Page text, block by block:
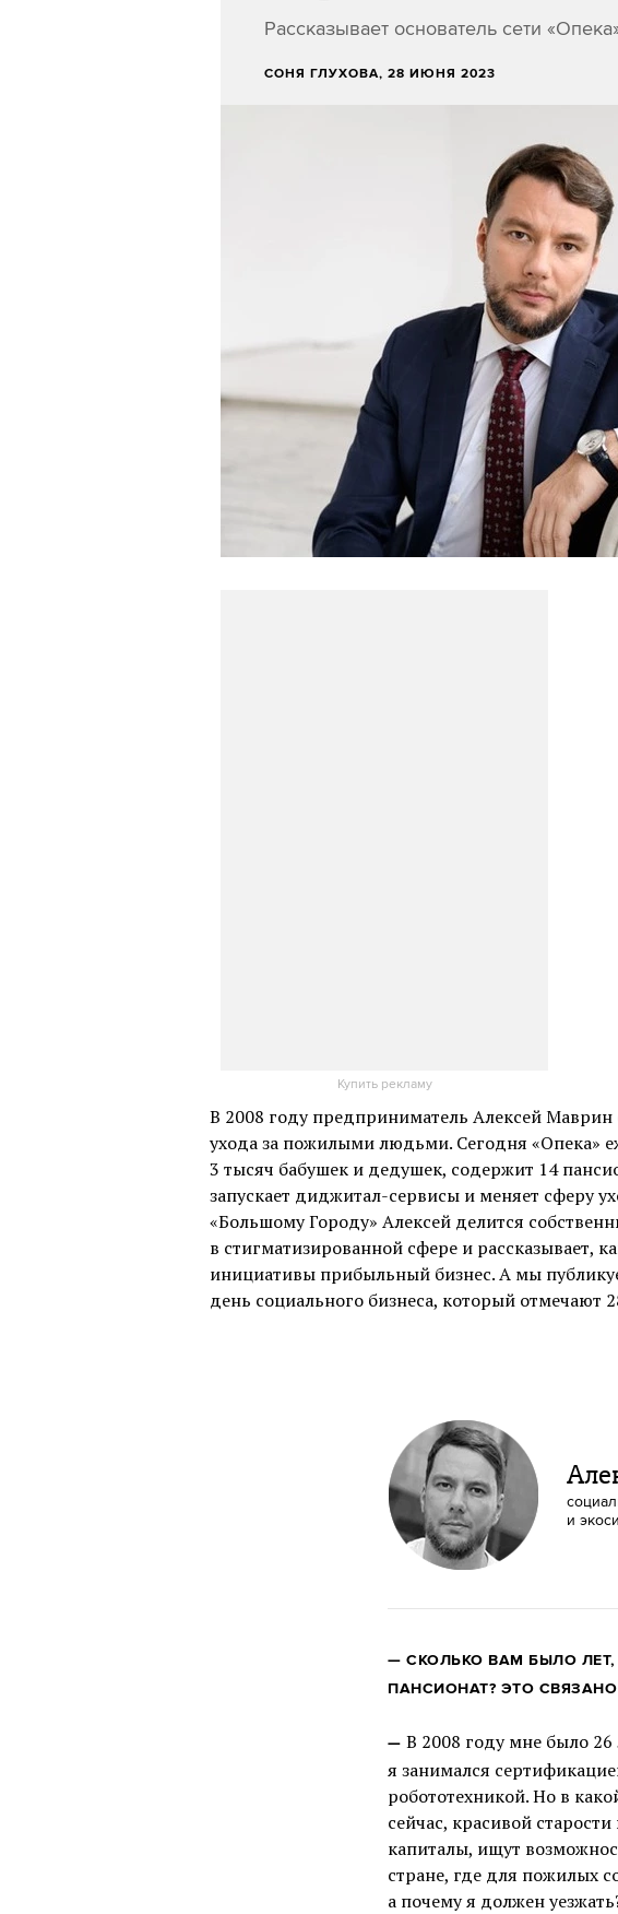
Рассказывает основатель сети
СОНЯ ГЛУХОВА, 28 ИЮНЯ 2023
Купить рекламу
В 2008 году предприниматель Алексей Маврин
ухода за пожилыми людьми. Сегодня «Опека»
3 тысяч бабушек и дедушек, содержит 14
запускает диджитал-сервисы и меняет сферу
«Большому Городу» Алексей делится
в стигматизированной сфере и рассказывает,
инициативы прибыльный бизнес. А мы
день социального бизнеса, который отмечают
и
—СКОЛЬКО ВАМ БЫЛО
ПАНСИОНАТ? ЭТО
— В 2008 году мне было
я занимался
робототехникой. Но в
сейчас, красивой
капиталы, ищут
стране, где для пожилых
а почему я должен